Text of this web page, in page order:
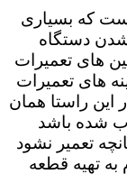
است که بسیاری
شدن دستگاه
های تعمیرات
های تعمیرات
این راستا همان
شده باشد
تعمیر نشود
به تهیه قطعه